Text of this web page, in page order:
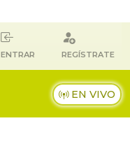
ENTRAR REGÍSTRATE
EN VIVO